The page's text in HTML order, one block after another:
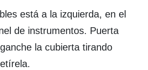
está a la izquierda, en el
de instrumentos. Puerta
la cubierta tirando